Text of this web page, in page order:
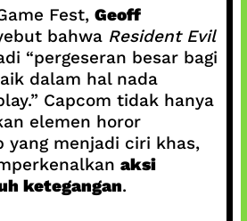
Fest, Geoff
bahwa Resident Evil
“pergeseran besar bagi
dalam hal nada
Capcom tidak hanya
elemen horor
yang menjadi ciri khas,
aksi
ketegangan.